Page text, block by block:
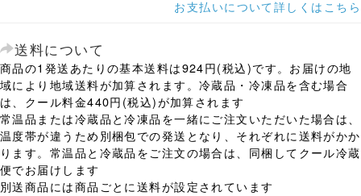
お支払いについて詳しくはこちら
送料について
商品の1発送あたりの基本送料は924円(税込)です。お届けの地
域により地域送料が加算されます。冷蔵品・冷凍品を含む場合
は、クール料金440円(税込)が加算されます
常温品または冷蔵品と冷凍品を一緒にご注文いただいた場合は、
温度帯が違うため別梱包での発送となり、それぞれに送料がかか
ります。常温品と冷蔵品をご注文の場合は、同梱してクール冷蔵
便でお届けします
別送商品には商品ごとに送料が設定されています